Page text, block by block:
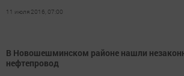
11 июля 2016, 07:00
В Новошешминском районе нашли
нефтепровод